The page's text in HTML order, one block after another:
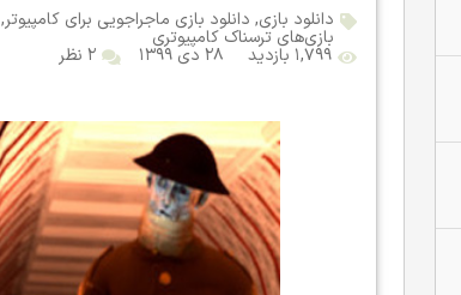
دانلود بازی, دانلود بازی ماجراجویی برای کامپیوتر,
بازی‌های ترسناک کامپیوتری
۱,۷۹۹ بازدید ۲۸ دی ۱۳۹۹ ۲ نظر